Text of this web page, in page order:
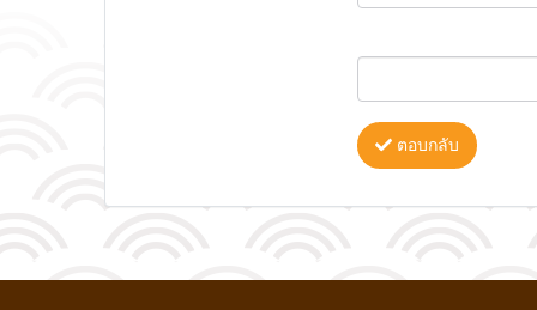
ตอบกลับ